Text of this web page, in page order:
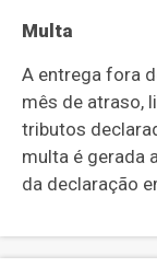
Multa
A entrega fora
mês de atraso,
tributos
multa é gerada
da declaração